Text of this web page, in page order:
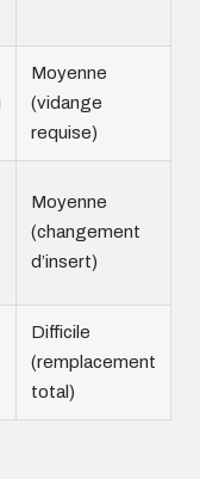
Moyenne
(vidange
requise)
Moyenne
(changement
d’insert)
Difficile
(remplacement
total)